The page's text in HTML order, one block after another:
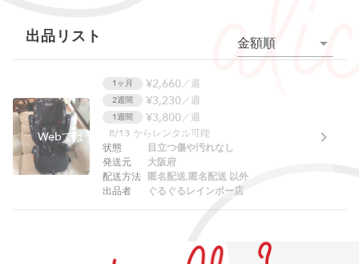
出品リスト 金額順
Webでは予約できません。アプリをご利用ください。
1ヶ月 ¥2,660／週
2週間 ¥3,230／週
1週間 ¥3,800／週
8/13 からレンタル可能
状態
発送元
配送方法
出品者
目立つ傷や汚れなし
大阪府
匿名配送,匿名配送 以外
ぐるぐるレインボー店